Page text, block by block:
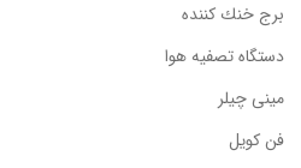
برج خنك كننده
دستگاه تصفيه هوا
مینی چیلر
فن کویل